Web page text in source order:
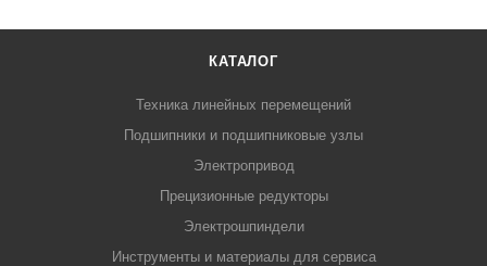
КАТАЛОГ
Техника линейных перемещений
Подшипники и подшипниковые узлы
Электропривод
Прецизионные редукторы
Электрошпиндели
Инструменты и материалы для сервиса